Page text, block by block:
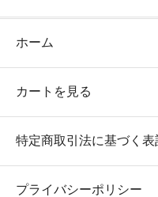
ホーム
カートを見る
特定商取引法に基づく表
プライバシーポリシー